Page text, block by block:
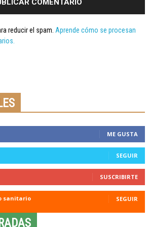
reducir el spam. Aprende cómo se procesan
ME GUSTA
SEGUIR
SUSCRIBIRTE
sanitario SEGUIR